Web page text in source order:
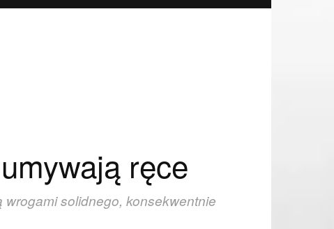
ręce
solidnego, konsekwentnie